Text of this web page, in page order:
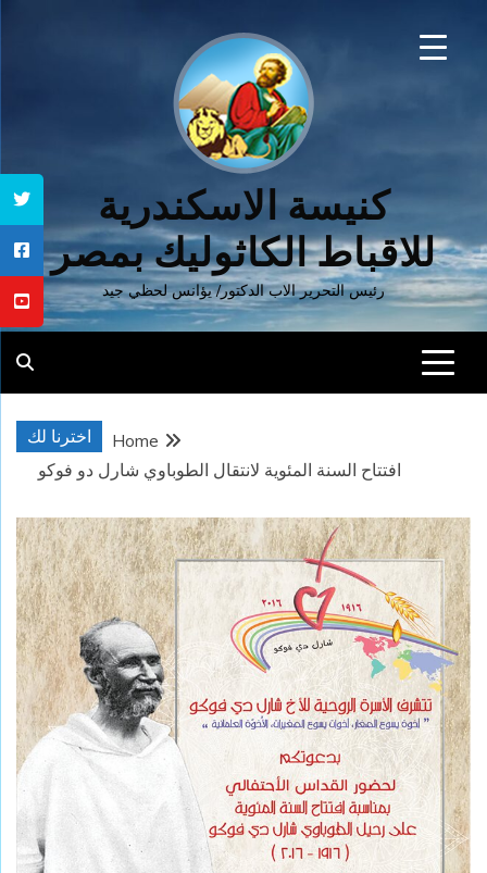
كنيسة الاسكندرية
للاقباط الكاثوليك بمصر
رئيس التحرير الاب الدكتور/ يؤانس لحظي جيد
اخترنا لك
Home
افتتاح السنة المئوية لانتقال الطوباوي شارل دو فوكو